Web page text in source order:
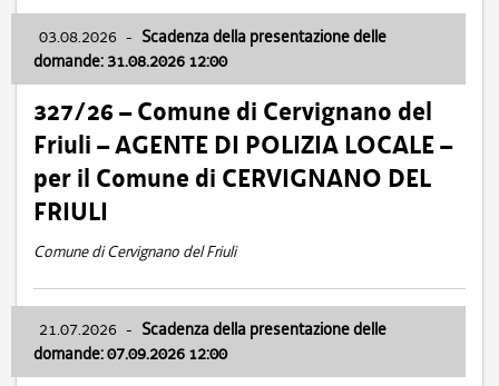
03.08.2026 - Scadenza della presentazione delle
domande: 31.08.2026 12:00
327/26 – Comune di Cervignano del
Friuli – AGENTE DI POLIZIA LOCALE –
per il Comune di CERVIGNANO DEL
FRIULI
Comune di Cervignano del Friuli
21.07.2026 - Scadenza della presentazione delle
domande: 07.09.2026 12:00